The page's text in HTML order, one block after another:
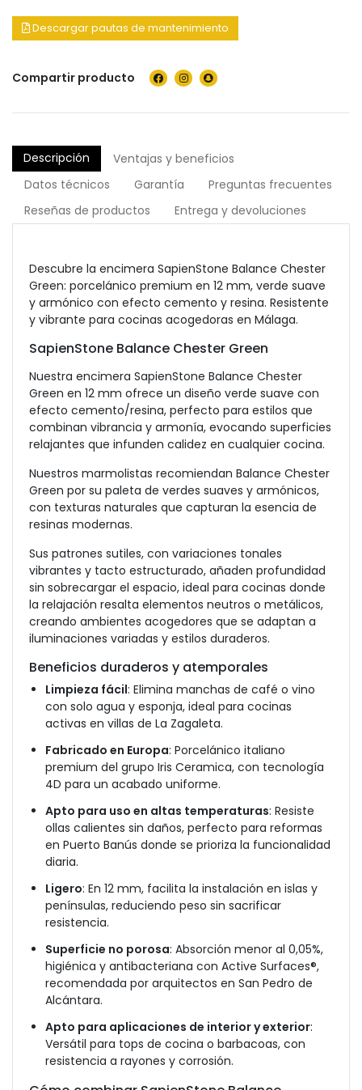
Descargar pautas de mantenimiento
Compartir producto
Descripción
Ventajas y beneficios
Datos técnicos
Garantía
Preguntas frecuentes
Reseñas de productos
Entrega y devoluciones
Descubre la encimera SapienStone Balance Chester
Green: porcelánico premium en 12 mm, verde suave
y armónico con efecto cemento y resina. Resistente
y vibrante para cocinas acogedoras en Málaga.
SapienStone Balance Chester Green
Nuestra encimera SapienStone Balance Chester
Green en 12 mm ofrece un diseño verde suave con
efecto cemento/resina, perfecto para estilos que
combinan vibrancia y armonía, evocando superficies
relajantes que infunden calidez en cualquier cocina.
Nuestros marmolistas recomiendan Balance Chester
Green por su paleta de verdes suaves y armónicos,
con texturas naturales que capturan la esencia de
resinas modernas.
Sus patrones sutiles, con variaciones tonales
vibrantes y tacto estructurado, añaden profundidad
sin sobrecargar el espacio, ideal para cocinas donde
la relajación resalta elementos neutros o metálicos,
creando ambientes acogedores que se adaptan a
iluminaciones variadas y estilos duraderos.
Beneficios duraderos y atemporales
Limpieza fácil: Elimina manchas de café o vino
con solo agua y esponja, ideal para cocinas
activas en villas de La Zagaleta.
Fabricado en Europa: Porcelánico italiano
premium del grupo Iris Ceramica, con tecnología
4D para un acabado uniforme.
Apto para uso en altas temperaturas: Resiste
ollas calientes sin daños, perfecto para reformas
en Puerto Banús donde se prioriza la funcionalidad
diaria.
Ligero: En 12 mm, facilita la instalación en islas y
penínsulas, reduciendo peso sin sacrificar
resistencia.
Superficie no porosa: Absorción menor al 0,05%,
higiénica y antibacteriana con Active Surfaces®,
recomendada por arquitectos en San Pedro de
Alcántara.
Apto para aplicaciones de interior y exterior:
Versátil para tops de cocina o barbacoas, con
resistencia a rayones y corrosión.